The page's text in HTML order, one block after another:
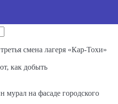
смена лагеря «Кар-Тохи»
как добыть
мурал на фасаде городского